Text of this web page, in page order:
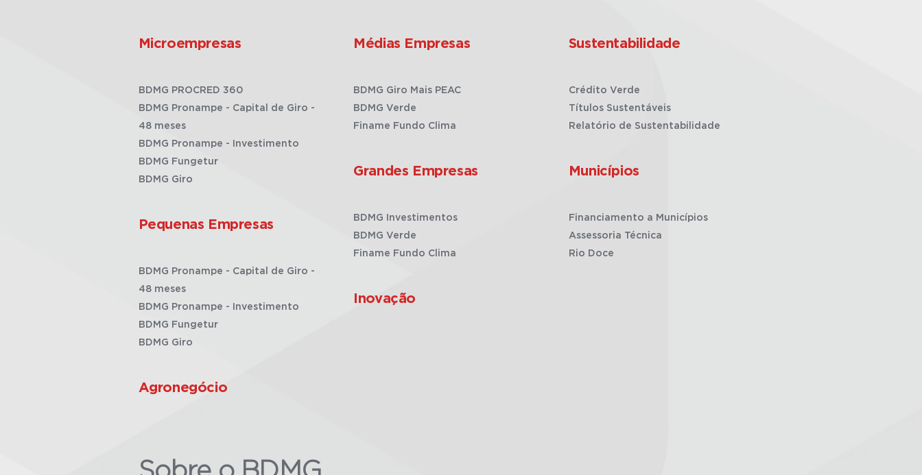
Microempresas
BDMG PROCRED 360
BDMG Pronampe - Capital de Giro -
48 meses
BDMG Pronampe - Investimento
BDMG Fungetur
BDMG Giro
Pequenas Empresas
BDMG Pronampe - Capital de Giro -
48 meses
BDMG Pronampe - Investimento
BDMG Fungetur
BDMG Giro
Agronegócio
Médias Empresas
BDMG Giro Mais PEAC
BDMG Verde
Finame Fundo Clima
Grandes Empresas
BDMG Investimentos
BDMG Verde
Finame Fundo Clima
Inovação
Sustentabilidade
Crédito Verde
Títulos Sustentáveis
Relatório de Sustentabilidade
Municípios
Financiamento a Municípios
Assessoria Técnica
Rio Doce